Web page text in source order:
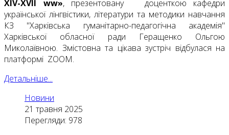
XIV-XVII ww», презентовану доценткою кафедри
української лінгвістики, літератури та методики навчання
КЗ "Харківська гуманітарно-педагогічна академія"
Харківської обласної ради Геращенко Ольгою
Миколаївною. Змістовна та цікава зустріч відбулася на
платформі ZOOM.
Детальніше...
Новини
21 травня 2025
Перегляди: 978